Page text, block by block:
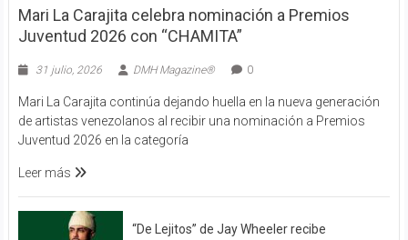
Mari La Carajita celebra nominación a Premios
Juventud 2026 con “CHAMITA”
31 julio, 2026 DMH Magazine® 0
Mari La Carajita continúa dejando huella en la nueva generación
de artistas venezolanos al recibir una nominación a Premios
Juventud 2026 en la categoría
Leer más
“De Lejitos” de Jay Wheeler recibe